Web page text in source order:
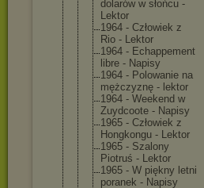
dolarów w słońcu -
Lektor
1964 - Człowiek z
Rio - Lektor
1964 - Echappement
libre - Napisy
1964 - Polowanie na
mężczyznę - lektor
1964 - Weekend w
Zuydcoote - Napisy
1965 - Człowiek z
Hongkongu - Lektor
1965 - Szalony
Piotruś - Lektor
1965 - W piękny letni
poranek - Napisy